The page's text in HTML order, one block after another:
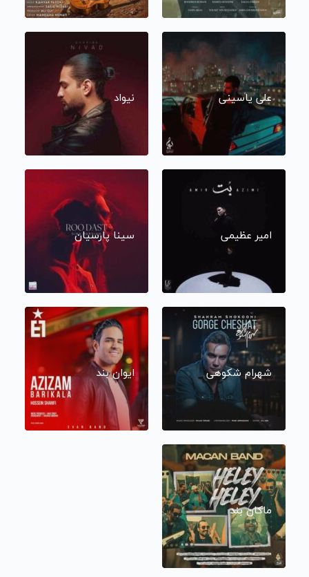
علی یاسینی نیواد
امیر عظیمی سینا پارسیان
شهرام شکوهی ایوان بند
ماکان بند